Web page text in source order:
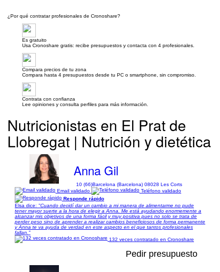
¿Por qué contratar profesionales de Cronoshare?
Es gratuito
Usa Cronoshare gratis: recibe presupuestos y contacta con 4 profesionales.
Compara precios de tu zona
Compara hasta 4 presupuestos desde tu PC o smartphone, sin compromiso.
Contrata con confianza
Lee opiniones y consulta perfiles para más información.
Nutricionistas en El Prat de
Llobregat | Nutrición y dietética
Anna Gil
10 (66)Barcelona (Barcelona) 08028 Les Corts
Email validado
Teléfono validado
Responde rápido
Elsa dice: "Cuando decidí dar un cambio a mi manera de alimentarme no pude
tener mayor suerte a la hora de elegir a Anna. Me está ayudando enormemente a
alcanzar mis objetivos de una forma fácil y muy positiva pues no solo se trata de
perder peso sino de aprender a realizar cambios beneficiosos de forma permanente
y Anna te va ayuda de verdad en este aspecto en el que tantos profesionales
fallan."
132 veces contratado en Cronoshare
Pedir presupuesto